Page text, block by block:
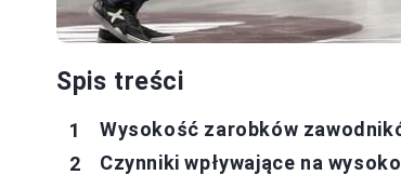
Spis treści
Wysokość zarobków
Czynniki wpływające na